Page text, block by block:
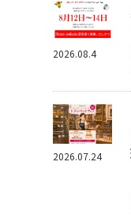
2026.08.4
2026.07.24